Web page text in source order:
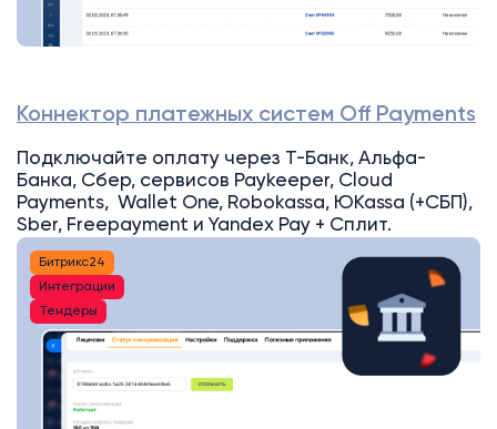
Коннектор платежных систем Off Payments
Подключайте оплату через Т-Банк, Альфа-
Банка, Сбер, сервисов Paykeeper, Cloud
Payments, Wallet One, Robokassa, ЮKassa (+СБП),
Sber, Freepayment и Yandex Pay + Сплит.
Битрикс24
Интеграции
Тендеры